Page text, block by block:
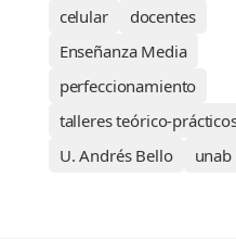
celular
docentes
Enseñanza Media
perfeccionamiento
talleres teórico-
U. Andrés Bello
unab